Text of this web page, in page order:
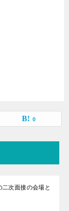
0
二次面接の会場と